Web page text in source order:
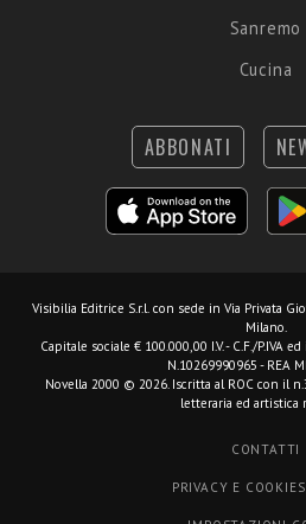
Sanremo
Cucina
ABBONATI
Visibilia Editrice S.r.l. con sede in Via Privata
Milano.
Capitale sociale € 100.000,00 I.V. - C.F./P.IVA
N.10269990965 - REA
Novella 2000 © 2026. Iscritta al ROC con il
letteraria ed artistica
CONTATTI
PRIVACY E